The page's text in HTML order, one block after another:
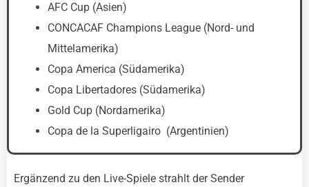
AFC Cup (Asien)
CONCACAF Champions League (Nord- und
Mittelamerika)
Copa America (Südamerika)
Copa Libertadores (Südamerika)
Gold Cup (Nordamerika)
Copa de la Superligairo (Argentinien)
Ergänzend zu den Live-Spiele strahlt der Sender